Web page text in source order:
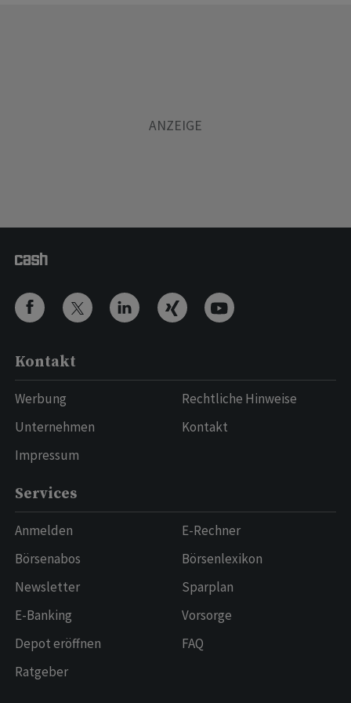
Kontakt
Werbung
Unternehmen
Impressum
Rechtliche Hinweise
Kontakt
Services
Anmelden
Börsenabos
Newsletter
E-Banking
Depot eröffnen
Ratgeber
E-Rechner
Börsenlexikon
Sparplan
Vorsorge
FAQ